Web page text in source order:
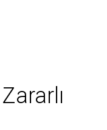
Zararlı